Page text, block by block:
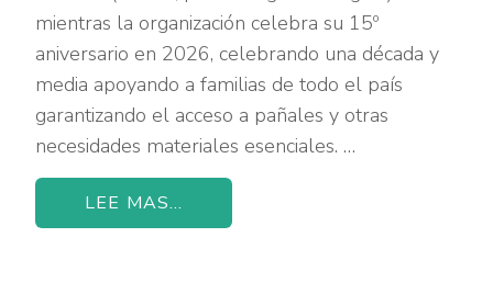
mientras la organización celebra su 15º
aniversario en 2026, celebrando una década y
media apoyando a familias de todo el país
garantizando el acceso a pañales y otras
necesidades materiales esenciales. …
LEE MAS...